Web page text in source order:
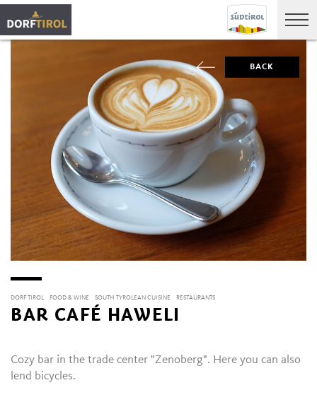
BACK
DORF TIROL FOOD & WINE SOUTH TYROLEAN CUISINE RESTAURANTS
BAR CAFÉ HAWELI
Cozy bar in the trade center "Zenoberg". Here you can also
lend bicycles.